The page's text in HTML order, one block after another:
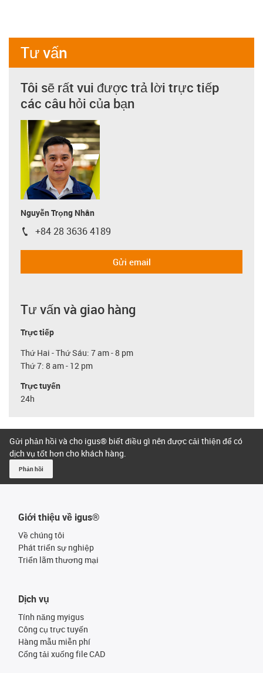
Tư vấn
Tôi sẽ rất vui được trả lời trực tiếp
các câu hỏi của bạn
Nguyễn Trọng Nhân
igus-icon-phone
+84 28 3636 4189
Gửi email
Tư vấn và giao hàng
Trực tiếp
Thứ Hai - Thứ Sáu: 7 am - 8 pm
Thứ 7: 8 am - 12 pm
Trực tuyến
24h
Gửi phản hồi và cho igus® biết điều gì nên được cải thiện để có
dịch vụ tốt hơn cho khách hàng.
Phản hồi
Giới thiệu về igus®
Về chúng tôi
Phát triển sự nghiệp
Triển lãm thương mại
Dịch vụ
Tính năng myigus
Công cụ trực tuyến
Hàng mẫu miễn phí
Cổng tải xuống file CAD